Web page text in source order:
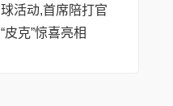
球活动,首席陪打官
“皮克”惊喜亮相